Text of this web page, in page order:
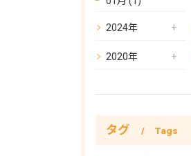
2024年
2020年
タグ Tags
お問い合わせはこ